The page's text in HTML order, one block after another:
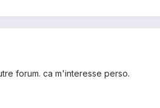
forum. ca m'interesse perso.